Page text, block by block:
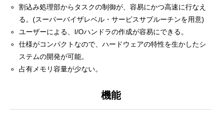
割込み処理部からタスクの制御が、容易にかつ高速に行なえ
る。(スーパーバイザレベル・サービスサブルーチンを用意)
ユーザーによる、I/Oハンドラの作成が容易にできる。
仕様がコンパクトなので、ハードウェアの特性を生かしたシ
ステムの開発が可能。
占有メモリ容量が少ない。
機能